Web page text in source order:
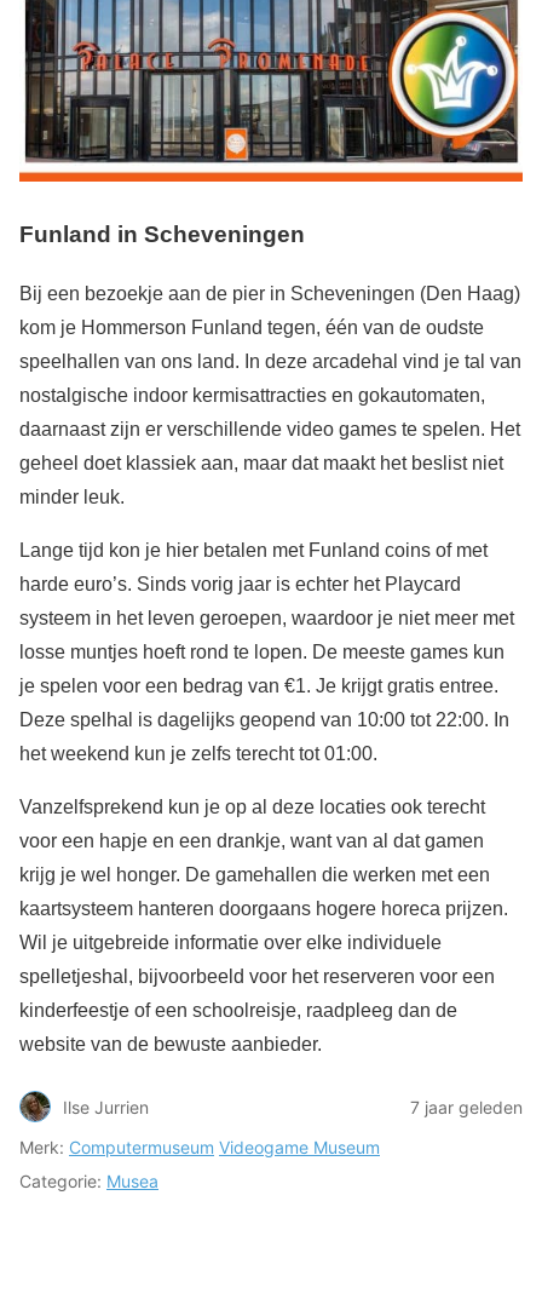
Funland in Scheveningen
Bij een bezoekje aan de pier in Scheveningen (Den Haag)
kom je Hommerson Funland tegen, één van de oudste
speelhallen van ons land. In deze arcadehal vind je tal van
nostalgische indoor kermisattracties en gokautomaten,
daarnaast zijn er verschillende video games te spelen. Het
geheel doet klassiek aan, maar dat maakt het beslist niet
minder leuk.
Lange tijd kon je hier betalen met Funland coins of met
harde euro’s. Sinds vorig jaar is echter het Playcard
systeem in het leven geroepen, waardoor je niet meer met
losse muntjes hoeft rond te lopen. De meeste games kun
je spelen voor een bedrag van €1. Je krijgt gratis entree.
Deze spelhal is dagelijks geopend van 10:00 tot 22:00. In
het weekend kun je zelfs terecht tot 01:00.
Vanzelfsprekend kun je op al deze locaties ook terecht
voor een hapje en een drankje, want van al dat gamen
krijg je wel honger. De gamehallen die werken met een
kaartsysteem hanteren doorgaans hogere horeca prijzen.
Wil je uitgebreide informatie over elke individuele
spelletjeshal, bijvoorbeeld voor het reserveren voor een
kinderfeestje of een schoolreisje, raadpleeg dan de
website van de bewuste aanbieder.
Ilse Jurrien
7 jaar geleden
Merk: Computermuseum Videogame Museum
Categorie: Musea